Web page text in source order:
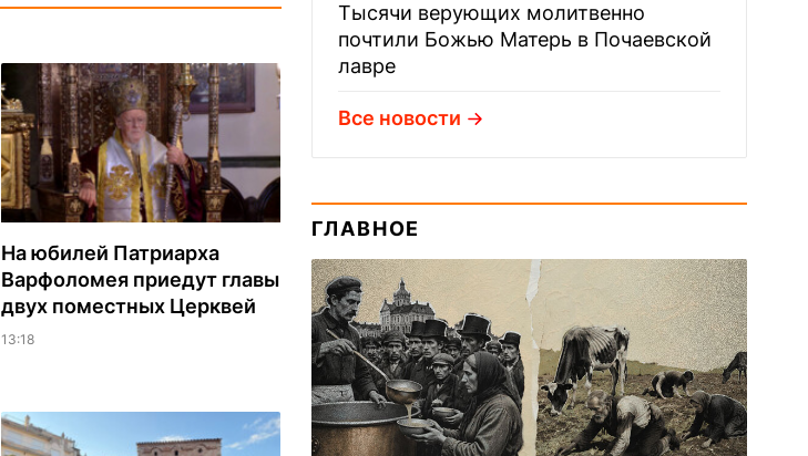
На юбилей Патриарха
Варфоломея приедут главы
двух поместных Церквей
13:18
Тысячи верующих молитвенно
почтили Божью Матерь в Почаевской
лавре
Все новости
ГЛАВНОЕ